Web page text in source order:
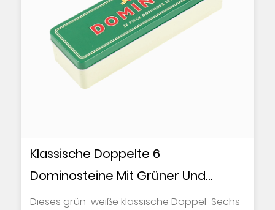
Klassische Doppelte 6
Dominosteine Mit Grüner Und
Weißer Metallbox
Dieses grün-weiße klassische Doppel-Sechs-